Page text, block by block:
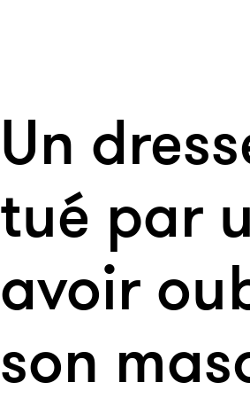
Un
tué par
avoir
son